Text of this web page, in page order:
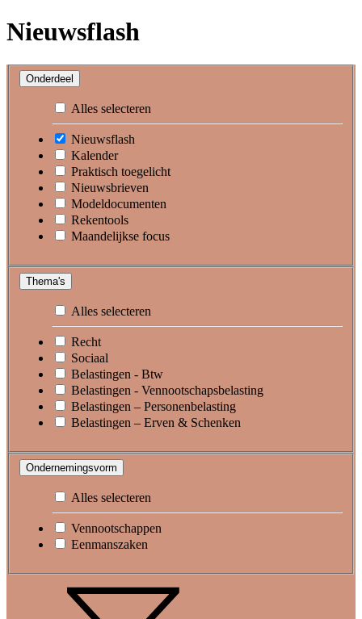
Nieuwsflash
Onderdeel
Alles selecteren
Nieuwsflash
Kalender
Praktisch toegelicht
Nieuwsbrieven
Modeldocumenten
Rekentools
Maandelijkse focus
Thema's
Alles selecteren
Recht
Sociaal
Belastingen - Btw
Belastingen - Vennootschapsbelasting
Belastingen – Personenbelasting
Belastingen – Erven & Schenken
Ondernemingsvorm
Alles selecteren
Vennootschappen
Eenmanszaken